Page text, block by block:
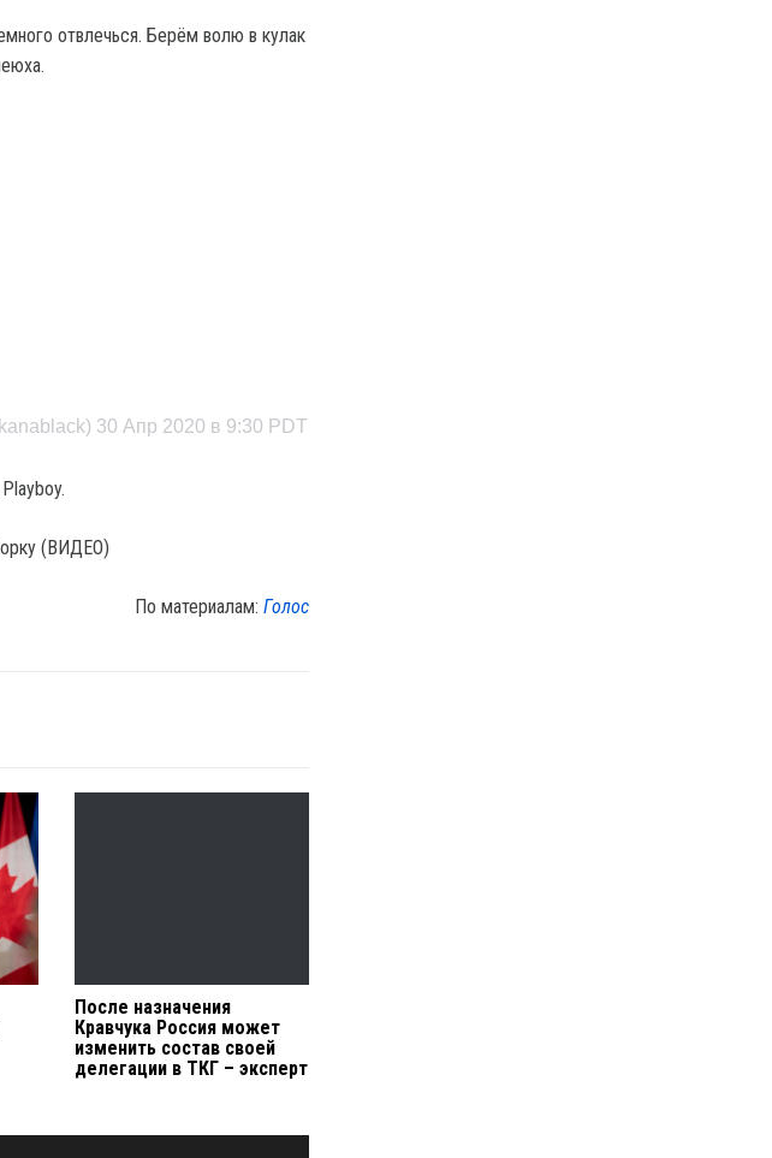
отвлечься. Берём волю в кулак
30 Апр 2020 в 9:30 PDT
По материалам:Голос
После назначения
Кравчука Россия может
изменить состав своей
делегации в ТКГ – эксперт